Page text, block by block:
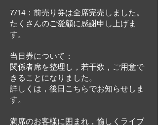
7/14：前売り券は全席完売しました。
たくさんのご愛顧に感謝申し上げま
す。
当日券について：
関係者席を整理し，若干数，ご用意で
きることになりました。
詳しくは，後日 こちらでお知らせしま
す。
満席のお客様に囲まれ，愉しくライブ